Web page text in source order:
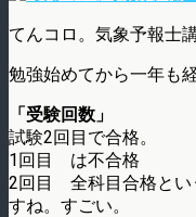
てんコロ。気象予報士
勉強始めてから一年も
「受験回数」
試験2回目で合格。
1回目 は不合格
2回目 全科目合格とい
すね。すごい。